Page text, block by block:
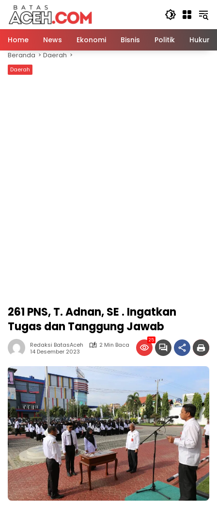
Langsung
konten
Home
News Ekonomi Bisnis Politik Hukum
Beranda Daerah
Daerah
261 PNS, T. Adnan, SE . Ingatkan
Tugas dan Tanggung Jawab
Redaksi BatasAceh
2 Min Baca
14 Desember 2023
25